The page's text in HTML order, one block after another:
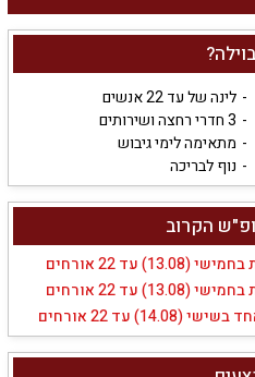
לינה של עד 22 אנשים
3 חדרי רחצה ושירותים
מתאימה לימי גיבוש
נוף לבריכה
הקרוב